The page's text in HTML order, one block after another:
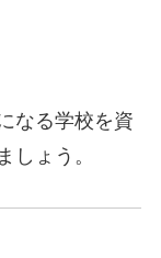
なる学校を資
しょう。